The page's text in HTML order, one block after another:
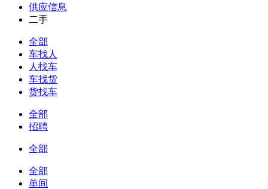
供应信息
二手
全部
车找人
人找车
车找货
货找车
全部
招聘
全部
全部
单间